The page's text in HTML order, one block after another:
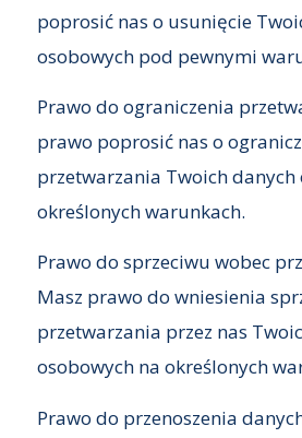
poprosić nas o usunięcie
osobowych pod pewnymi
Prawo do ograniczenia
prawo poprosić nas o
przetwarzania Twoich danych
określonych warunkach.
Prawo do sprzeciwu wobec
Masz prawo do wniesienia
przetwarzania przez nas
osobowych na określonych
Prawo do przenoszenia